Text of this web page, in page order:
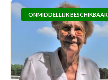
ONMIDDELLIJK BESCHIKBAAR